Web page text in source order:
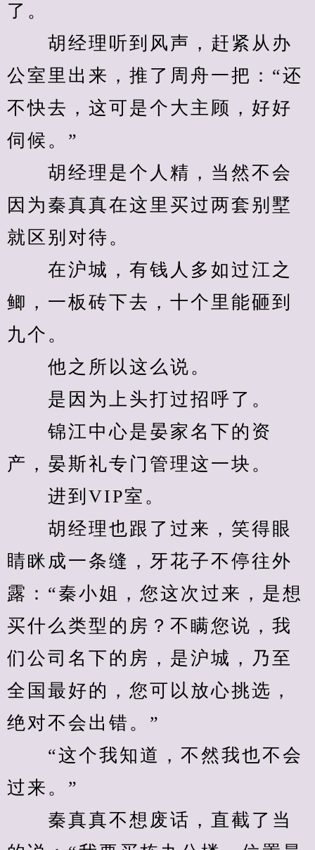
了。
胡经理听到风声，赶紧从办
公室里出来，推了周舟一把：“还
不快去，这可是个大主顾，好好
伺候。”
胡经理是个人精，当然不会
因为秦真真在这里买过两套别墅
就区别对待。
在沪城，有钱人多如过江之
鲫，一板砖下去，十个里能砸到
九个。
他之所以这么说。
是因为上头打过招呼了。
锦江中心是晏家名下的资
产，晏斯礼专门管理这一块。
进到VIP室。
胡经理也跟了过来，笑得眼
睛眯成一条缝，牙花子不停往外
露：“秦小姐，您这次过来，是想
买什么类型的房？不瞒您说，我
们公司名下的房，是沪城，乃至
全国最好的，您可以放心挑选，
绝对不会出错。”
“这个我知道，不然我也不会
过来。”
秦真真不想废话，直截了当